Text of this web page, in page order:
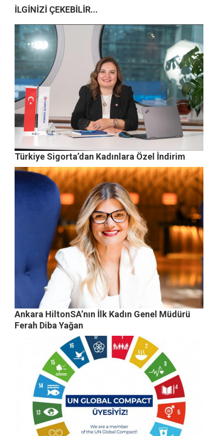
İLGİNİZİ ÇEKEBİLİR...
Türkiye Sigorta’dan Kadınlara Özel İndirim
Ankara HiltonSA’nın İlk Kadın Genel Müdürü
Ferah Diba Yağan